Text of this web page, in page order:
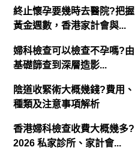
終止懷孕要幾時去醫院?把握
黃金週數，香港家計會與...
婦科檢查可以檢查不孕嗎?由
基礎篩查到深層造影...
陰道收緊術大概幾錢?費用、
種類及注意事項解析
香港婦科檢查收費大概幾多?
2026 私家診所、家計會...